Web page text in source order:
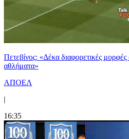
Πετεβίνος: «Δέκα διαφορετικές
αθλήματα»
ΑΠΟΕΛ
|
16:35